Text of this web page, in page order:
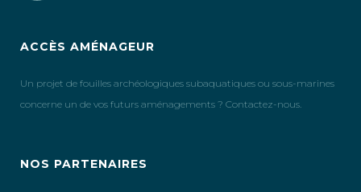
ACCÈS AMÉNAGEUR
Un projet de fouilles archéologiques subaquatiques ou sous-marines
concerne un de vos futurs aménagements ? Contactez-nous.
NOS PARTENAIRES